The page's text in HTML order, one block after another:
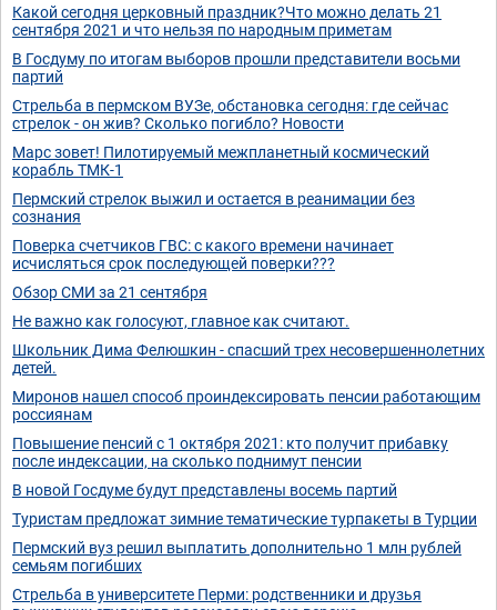
Какой сегодня церковный праздник?Что можно делать 21
сентября 2021 и что нельзя по народным приметам
В Госдуму по итогам выборов прошли представители восьми
партий
Стрельба в пермском ВУЗе, обстановка сегодня: где сейчас
стрелок - он жив? Сколько погибло? Новости
Марс зовет! Пилотируемый межпланетный космический
корабль ТМК-1
Пермский стрелок выжил и остается в реанимации без
сознания
Поверка счетчиков ГВС: с какого времени начинает
исчисляться срок последующей поверки???
Обзор СМИ за 21 сентября
Не важно как голосуют, главное как считают.
Школьник Дима Фелюшкин - спасший трех несовершеннолетних
детей.
Миронов нашел способ проиндексировать пенсии работающим
россиянам
Повышение пенсий с 1 октября 2021: кто получит прибавку
после индексации, на сколько поднимут пенсии
В новой Госдуме будут представлены восемь партий
Туристам предложат зимние тематические турпакеты в Турции
Пермский вуз решил выплатить дополнительно 1 млн рублей
семьям погибших
Стрельба в университете Перми: родственники и друзья